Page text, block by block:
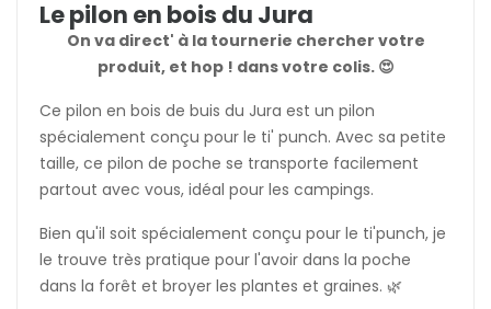
Le pilon en bois du Jura
On va direct' à la tournerie chercher votre
produit, et hop ! dans votre colis. 😍
Ce pilon en bois de buis du Jura est un pilon
spécialement conçu pour le ti' punch. Avec sa petite
taille, ce pilon de poche se transporte facilement
partout avec vous, idéal pour les campings.
Bien qu'il soit spécialement conçu pour le ti'punch, je
le trouve très pratique pour l'avoir dans la poche
dans la forêt et broyer les plantes et graines. 🌿